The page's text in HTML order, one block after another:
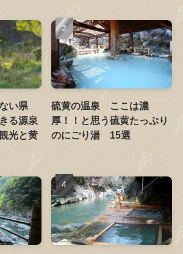
い県
る源泉
光と黄
硫黄の温泉 ここは濃
厚！！と思う硫黄たっぷり
のにごり湯 15選